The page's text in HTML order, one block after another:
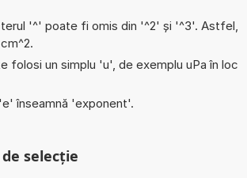
'^' poate fi omis din '^2' și '^3'. Astfel,
un simplu 'u', de exemplu uPa în loc
înseamnă 'exponent'.
selecție